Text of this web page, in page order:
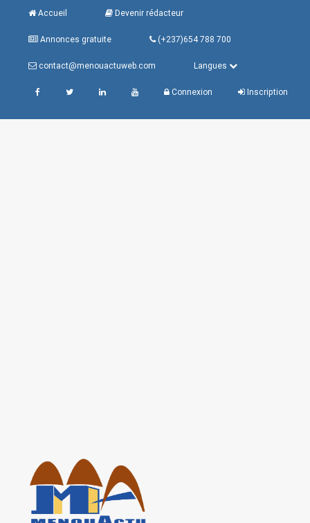
Accueil Devenir rédacteur
Annonces gratuite (+237)654 788 700
contact@menouactuweb.com Langues
Connexion Inscription